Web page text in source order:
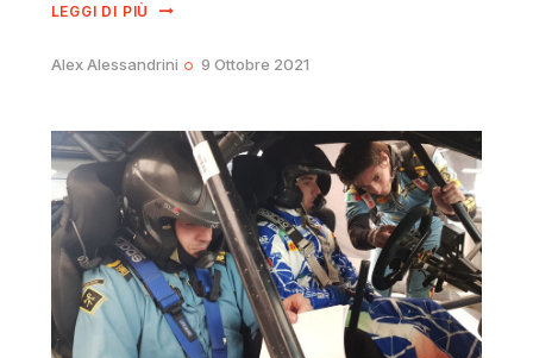
LEGGI DI PIÙ
Alex Alessandrini 9 Ottobre 2021